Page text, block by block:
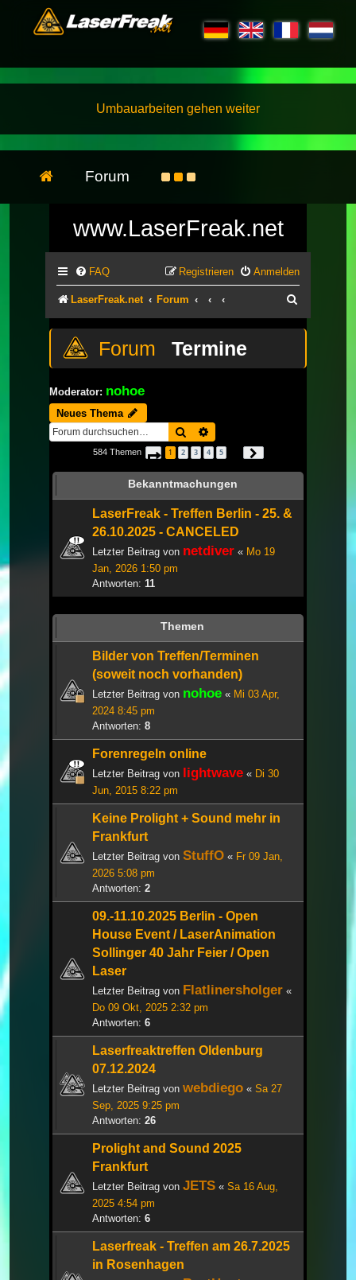
Umbauarbeiten gehen weiter
Forum
www.LaserFreak.net
FAQ Anmelden
Registrieren
LaserFreak.net Forum
Termine
Moderator: nohoe
Neues Thema
Suche
584 Themen Seite 1von 20
1 2 3 4 5
Bekanntmachungen
LaserFreak - Treffen Berlin - 25. &
26.10.2025 - CANCELED
Letzter Beitrag von netdiver « Mo 19
Jan, 2026 1:50 pm
Antworten: 11
Themen
Bilder von Treffen/Terminen
(soweit noch vorhanden)
Letzter Beitrag von nohoe « Mi 03 Apr,
2024 8:45 pm
Antworten: 8
Forenregeln online
Letzter Beitrag von lightwave « Di 30
Jun, 2015 8:22 pm
Keine Prolight + Sound mehr in
Frankfurt
Letzter Beitrag von StuffO « Fr 09 Jan,
2026 5:08 pm
Antworten: 2
09.-11.10.2025 Berlin - Open
House Event / LaserAnimation
Sollinger 40 Jahr Feier / Open
Laser
Letzter Beitrag von Flatlinersholger «
Do 09 Okt, 2025 2:32 pm
Antworten: 6
Laserfreaktreffen Oldenburg
07.12.2024
Letzter Beitrag von webdiego « Sa 27
Sep, 2025 9:25 pm
Antworten: 26
Prolight and Sound 2025
Frankfurt
Letzter Beitrag von JETS « Sa 16 Aug,
2025 4:54 pm
Antworten: 6
Laserfreak - Treffen am 26.7.2025
in Rosenhagen